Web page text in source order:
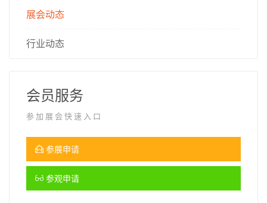
展会动态
行业动态
会员服务
参加展会快速入口
参展申请
参观申请